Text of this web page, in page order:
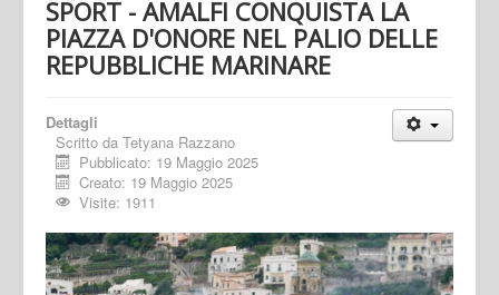
SPORT - AMALFI CONQUISTA LA
PIAZZA D'ONORE NEL PALIO DELLE
REPUBBLICHE MARINARE
Dettagli
Scritto da Tetyana Razzano
Pubblicato: 19 Maggio 2025
Creato: 19 Maggio 2025
Visite: 1911